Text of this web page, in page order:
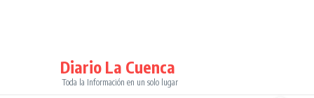
Diario La Cuenca
Toda la Información en un solo lugar